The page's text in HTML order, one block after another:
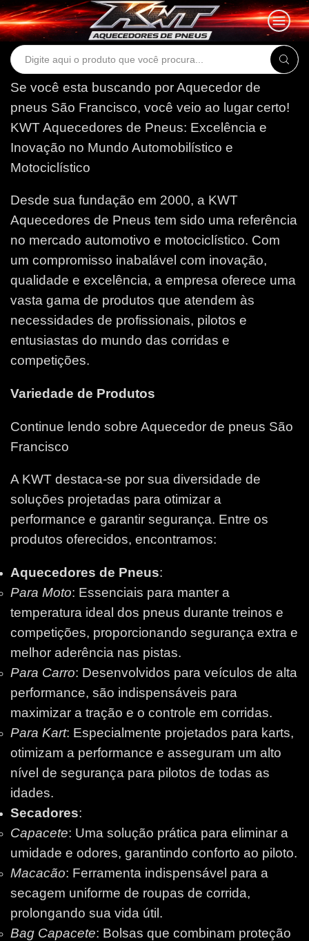
Search
Se você esta buscando por Aquecedor de
pneus São Francisco, você veio ao lugar certo!
KWT Aquecedores de Pneus: Excelência e
Inovação no Mundo Automobilístico e
Motociclístico
Desde sua fundação em 2000, a KWT
Aquecedores de Pneus tem sido uma referência
no mercado automotivo e motociclístico. Com
um compromisso inabalável com inovação,
qualidade e excelência, a empresa oferece uma
vasta gama de produtos que atendem às
necessidades de profissionais, pilotos e
entusiastas do mundo das corridas e
competições.
Variedade de Produtos
Continue lendo sobre Aquecedor de pneus São
Francisco
A KWT destaca-se por sua diversidade de
soluções projetadas para otimizar a
performance e garantir segurança. Entre os
produtos oferecidos, encontramos:
Aquecedores de Pneus:
Para Moto: Essenciais para manter a
temperatura ideal dos pneus durante treinos e
competições, proporcionando segurança extra e
melhor aderência nas pistas.
Para Carro: Desenvolvidos para veículos de alta
performance, são indispensáveis para
maximizar a tração e o controle em corridas.
Para Kart: Especialmente projetados para karts,
otimizam a performance e asseguram um alto
nível de segurança para pilotos de todas as
idades.
Secadores:
Capacete: Uma solução prática para eliminar a
umidade e odores, garantindo conforto ao piloto.
Macacão: Ferramenta indispensável para a
secagem uniforme de roupas de corrida,
prolongando sua vida útil.
Bag Capacete: Bolsas que combinam proteção